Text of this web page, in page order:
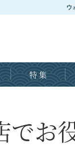
ウ
特 集
でお